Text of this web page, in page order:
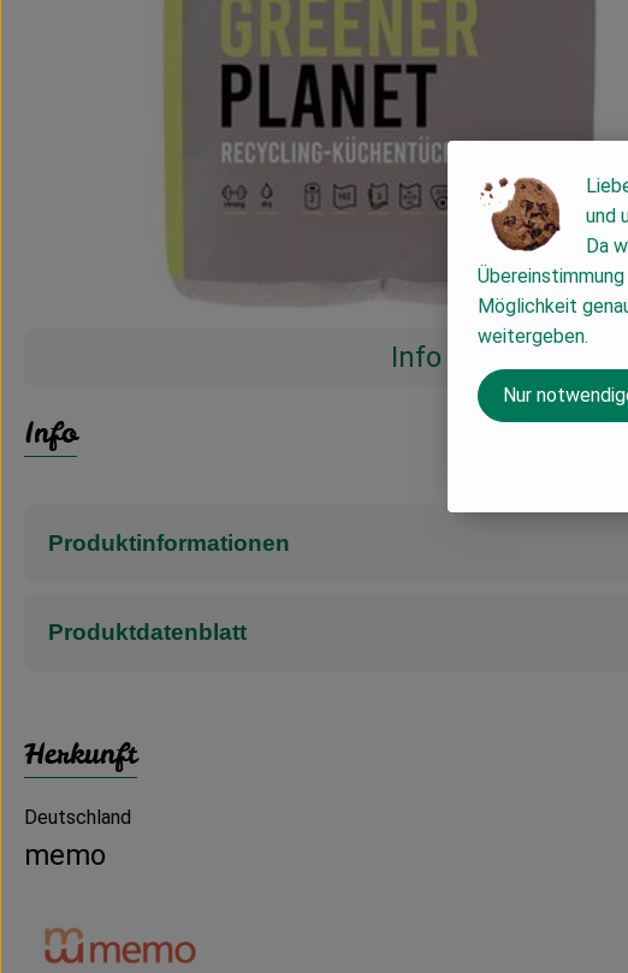
Info
Info
Produktinformationen
Produktdatenblatt
Herkunft
Deutschland
memo
und
Da
Möglichkeit
weitergeben.
Nur